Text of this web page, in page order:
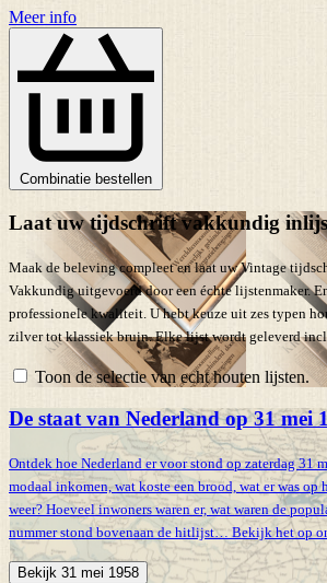
Meer info
Combinatie bestellen
Laat uw tijdschrift vakkundig
Maak de beleving compleet en laat uw Vintage
Vakkundig uitgevoerd door een échte lijstenmaker.
professionele kwaliteit. U hebt keuze uit zes typen
zilver tot klassiek bruin. Elke lijst wordt geleverd
Toon de selectie van echt houten lijsten.
De staat van Nederland op 31 mei
Ontdek hoe Nederland er voor stond op zaterdag 31
modaal inkomen, wat koste een brood, wat er was op
weer? Hoeveel inwoners waren er, wat waren de
nummer stond bovenaan de hitlijst… Bekijk het op
Bekijk 31 mei 1958